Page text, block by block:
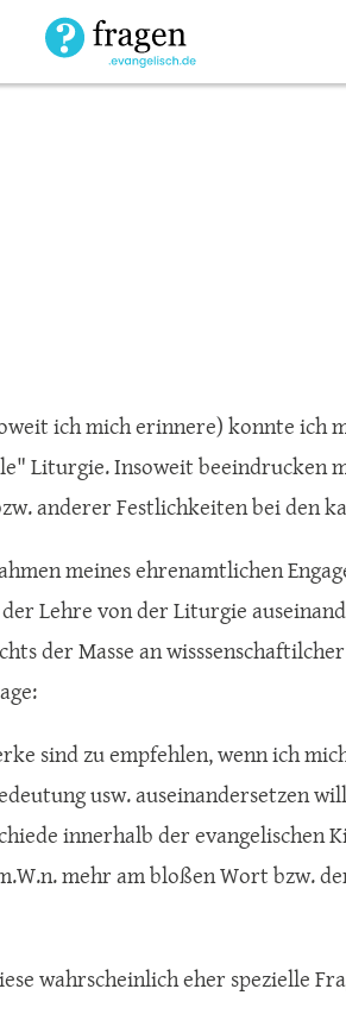
ich mich erinnere) konnte ich
Liturgie. Insoweit beeindrucken
anderer Festlichkeiten bei den
meines ehrenamtlichen
Lehre von der Liturgie
der Masse an
sind zu empfehlen, wenn ich
usw. auseinandersetzen
innerhalb der evangelischen
mehr am bloßen Wort bzw.
wahrscheinlich eher spezielle